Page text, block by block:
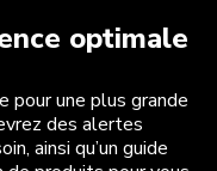
optimale
pour une plus grande
des alertes
ainsi qu’un guide